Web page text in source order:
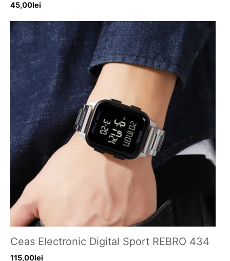
45,00lei
Ceas Electronic Digital Sport REBRO 434
115,00lei